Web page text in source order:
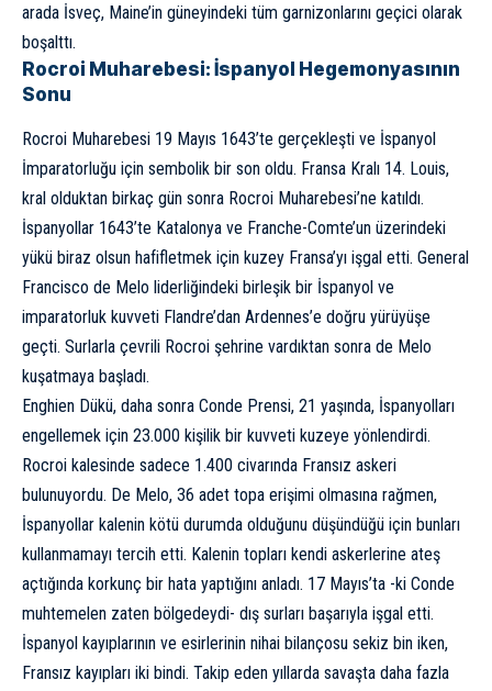
arada İsveç, Maine’in güneyindeki tüm garnizonlarını geçici olarak
boşalttı.
Rocroi Muharebesi: İspanyol Hegemonyasının
Sonu
Rocroi Muharebesi 19 Mayıs 1643’te gerçekleşti ve İspanyol
İmparatorluğu için sembolik bir son oldu. Fransa Kralı 14. Louis,
kral olduktan birkaç gün sonra Rocroi Muharebesi’ne katıldı.
İspanyollar 1643’te Katalonya ve Franche-Comte’un üzerindeki
yükü biraz olsun hafifletmek için kuzey Fransa’yı işgal etti. General
Francisco de Melo liderliğindeki birleşik bir İspanyol ve
imparatorluk kuvveti Flandre’dan Ardennes’e doğru yürüyüşe
geçti. Surlarla çevrili Rocroi şehrine vardıktan sonra de Melo
kuşatmaya başladı.
Enghien Dükü, daha sonra Conde Prensi, 21 yaşında, İspanyolları
engellemek için 23.000 kişilik bir kuvveti kuzeye yönlendirdi.
Rocroi kalesinde sadece 1.400 civarında Fransız askeri
bulunuyordu. De Melo, 36 adet topa erişimi olmasına rağmen,
İspanyollar kalenin kötü durumda olduğunu düşündüğü için bunları
kullanmamayı tercih etti. Kalenin topları kendi askerlerine ateş
açtığında korkunç bir hata yaptığını anladı. 17 Mayıs’ta -ki Conde
muhtemelen zaten bölgedeydi- dış surları başarıyla işgal etti.
İspanyol kayıplarının ve esirlerinin nihai bilançosu sekiz bin iken,
Fransız kayıpları iki bindi. Takip eden yıllarda savaşta daha fazla